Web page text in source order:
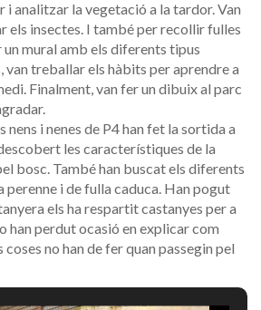
i analitzar la vegetació a la tardor. Van
els insectes. I també per recollir fulles
un mural amb els diferents tipus
van treballar els hàbits per aprendre a
Finalment, van fer un dibuix al parc
nens i nenes de P4 han fet la sortida a
les característiques de la
bosc. També han buscat els diferents
perenne i de fulla caduca. Han pogut
els ha respartit castanyes per a
han perdut ocasió en explicar com
no han de fer quan passegin pel